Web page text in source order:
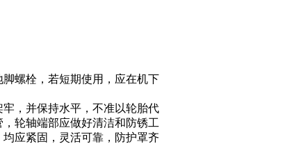
螺栓，若短期使用，应在机下
，并保持水平，不准以轮胎代
轮轴端部应做好清洁和防锈工
应紧固，灵活可靠，防护罩齐